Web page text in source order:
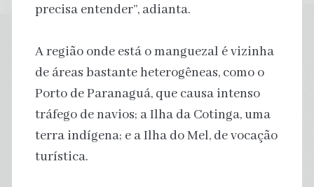
precisa entender”, adianta.
A região onde está o manguezal é vizinha
de áreas bastante heterogêneas, como o
Porto de Paranaguá, que causa intenso
tráfego de navios; a Ilha da Cotinga, uma
terra indígena; e a Ilha do Mel, de vocação
turística.